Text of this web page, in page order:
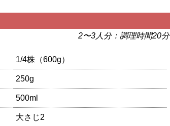
2〜3人分：調理時間20分
1/4株（600g）
250g
500ml
大さじ2